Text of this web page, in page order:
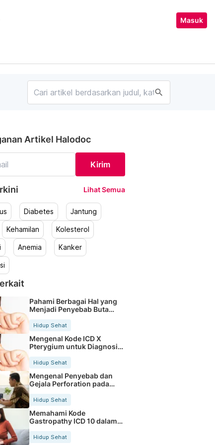
Masuk
search
Artikel Halodoc
Kirim
Lihat Semua
Diabetes Jantung
Kehamilan Kolesterol
Anemia Kanker
Pahami Berbagai Hal yang
Menjadi Penyebab Buta
Hidup Sehat
Mengenal Kode ICD X
Pterygium untuk Diagnosis
Hidup Sehat
Mengenal Penyebab dan
Gejala Perforation pada
Tubuh
Hidup Sehat
Memahami Kode
Gastropathy ICD 10 dalam
Rekam Medis Pasien
Hidup Sehat